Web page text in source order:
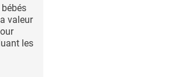
bébés
valeur
les